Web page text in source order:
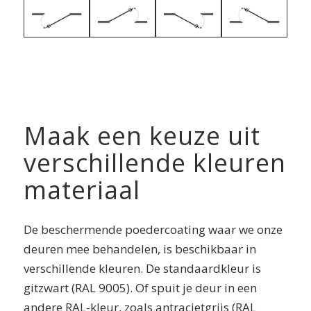
Maak een keuze uit
verschillende kleuren
materiaal
De beschermende poedercoating waar we onze
deuren mee behandelen, is beschikbaar in
verschillende kleuren. De standaardkleur is
gitzwart (RAL 9005). Of spuit je deur in een
andere RAL-kleur, zoals antracietgrijs (RAL